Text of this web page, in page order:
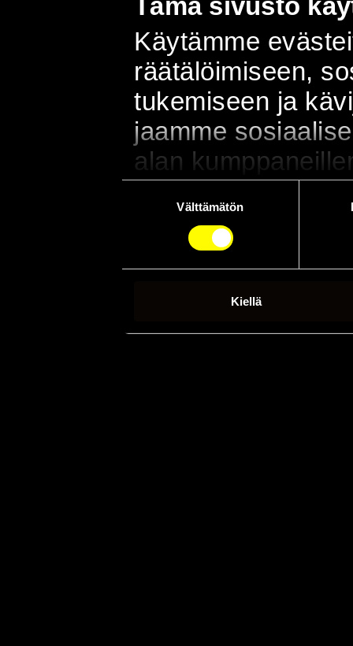
Tämä sivusto
Käytämme
räätälöimiseen,
tukemiseen ja
jaamme
alan
muihin tietoihin,
kun olet
Välttämätön
Kiellä